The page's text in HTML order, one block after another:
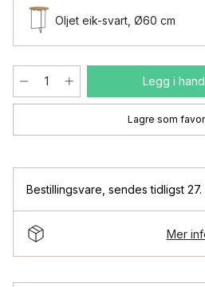
Oljet eik-svart, Ø60 cm
Legg i
Lagre som
Bestillingsvare sendes tidligst 27.
Mer